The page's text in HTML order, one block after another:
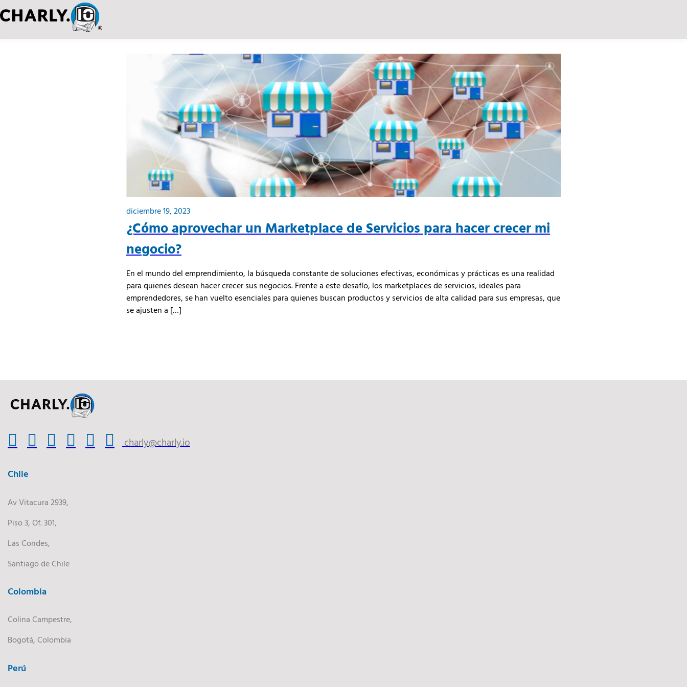
diciembre 19, 2023
¿Cómo aprovechar un Marketplace de Servicios para hacer crecer mi
negocio?
En el mundo del emprendimiento, la búsqueda constante de soluciones efectivas, económicas y prácticas es una realidad
para quienes desean hacer crecer sus negocios. Frente a este desafío, los marketplaces de servicios, ideales para
emprendedores, se han vuelto esenciales para quienes buscan productos y servicios de alta calidad para sus empresas, que
se ajusten a […]
charly@charly.io
Chile
Av Vitacura 2939,
Piso 3, Of. 301,
Las Condes,
Santiago de Chile
Colombia
Colina Campestre,
Bogotá, Colombia
Perú